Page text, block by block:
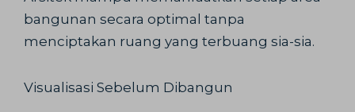
bangunan secara optimal tanpa
menciptakan ruang yang terbuang sia-sia.
Visualisasi Sebelum Dibangun